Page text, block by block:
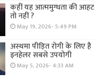
कहीं यह आत्ममुग्धता की आहट
तो नहीं ?
May 19, 2026- 5:49 PM
अस्थमा पीड़ित रोगी के लिए है
इनहेलर सबसे उपयोगी
May 5, 2026- 4:33 AM